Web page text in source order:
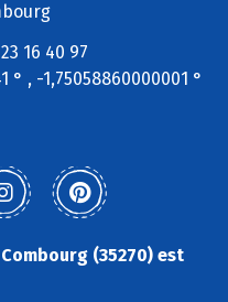
16 40 97
° , -1,75058860000001 °
(35270) est